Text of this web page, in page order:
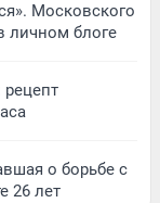
Московского
личном блоге
о борьбе с
26 лет